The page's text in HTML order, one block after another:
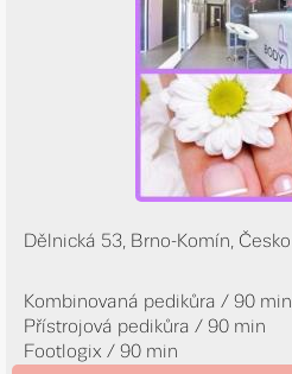
Dělnická 53, Brno-Komín, Česko
Kombinovaná pedikůra / 90 min
Přístrojová pedikůra / 90 min
Footlogix / 90 min